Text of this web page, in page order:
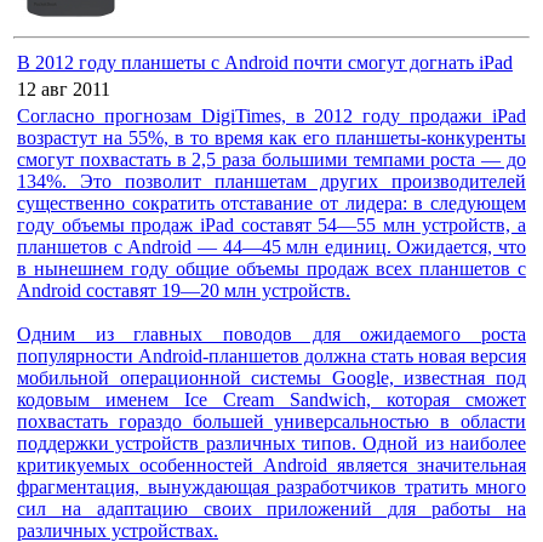
В 2012 году планшеты с Android почти смогут догнать iPad
12 авг 2011
Согласно прогнозам DigiTimes, в 2012 году продажи iPad
возрастут на 55%, в то время как его планшеты-конкуренты
смогут похвастать в 2,5 раза большими темпами роста — до
134%. Это позволит планшетам других производителей
существенно сократить отставание от лидера: в следующем
году объемы продаж iPad составят 54—55 млн устройств, а
планшетов с Android — 44—45 млн единиц. Ожидается, что
в нынешнем году общие объемы продаж всех планшетов с
Android составят 19—20 млн устройств.
Одним из главных поводов для ожидаемого роста
популярности Android-планшетов должна стать новая версия
мобильной операционной системы Google, известная под
кодовым именем Ice Cream Sandwich, которая сможет
похвастать гораздо большей универсальностью в области
поддержки устройств различных типов. Одной из наиболее
критикуемых особенностей Android является значительная
фрагментация, вынуждающая разработчиков тратить много
сил на адаптацию своих приложений для работы на
различных устройствах.